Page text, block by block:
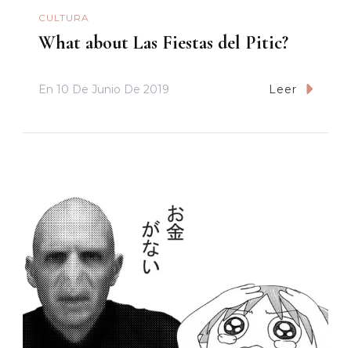
CULTURA
What about Las Fiestas del Pitic?
En 10 De Junio De 2019 Leer